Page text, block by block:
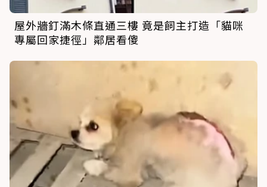
屋外牆釘滿木條直通三樓 竟是飼主打造「貓咪
專屬回家捷徑」鄰居看傻